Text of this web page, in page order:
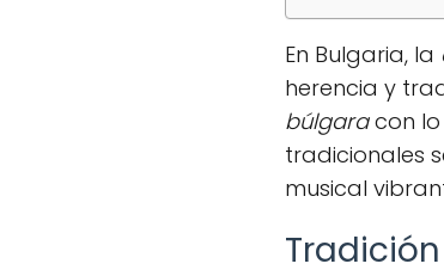
En Bulgaria, la
herencia y
búlgaracon lo
tradicionales
musical